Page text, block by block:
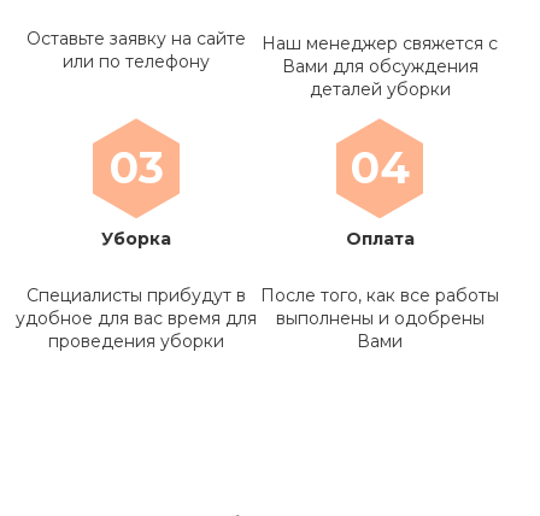
Оставьте заявку на сайте
или по телефону
Наш менеджер свяжется с
Вами для обсуждения
деталей уборки
03
Уборка
Специалисты прибудут в
удобное для вас время для
проведения уборки
04
Оплата
После того, как все работы
выполнены и одобрены
Вами